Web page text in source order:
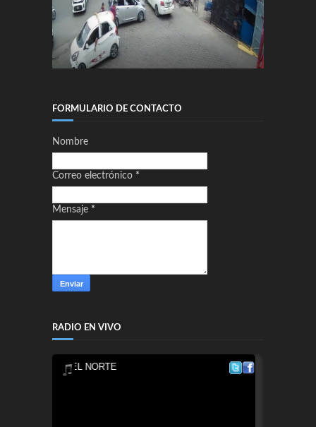
FORMULARIO DE CONTACTO
Nombre
Correo electrónico *
Mensaje *
RADIO EN VIVO